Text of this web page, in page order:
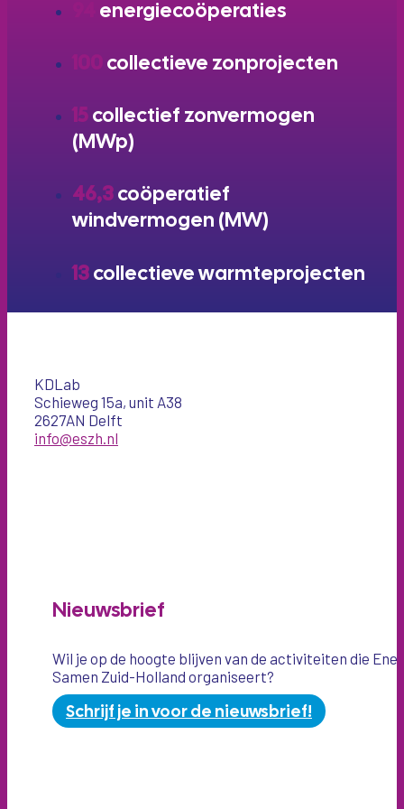
energiecoöperaties
100collectieve zonprojecten
15collectief zonvermogen
(MWp)
46,3coöperatief
windvermogen (MW)
13collectieve warmteprojecten
KDLab
Schieweg 15a, unit A38
2627AN Delft
info@eszh.nl
Nieuwsbrief
Wil je op de hoogte blijven van de activiteiten die
Samen Zuid-Holland organiseert?
Schrijf je in voor de nieuwsbrief!